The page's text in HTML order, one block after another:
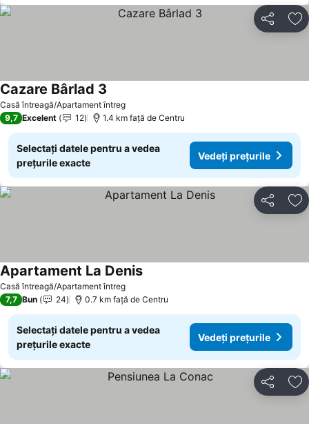
Distribuiți
Casă întreagă/Apartament întreg
Cazare Bârlad 3
9,7 Excelent 12 1.4 km faţă de Centru
Selectați datele pentru a vedea
prețurile exacte
Vedeți prețurile
Distribuiți
Casă întreagă/Apartament întreg
Apartament La DenisVedeți prețurile
7,7 Bun 24 0.7 km faţă de Centru
Selectați datele pentru a vedea
prețurile exacte
Vedeți prețurile
Distribuiți